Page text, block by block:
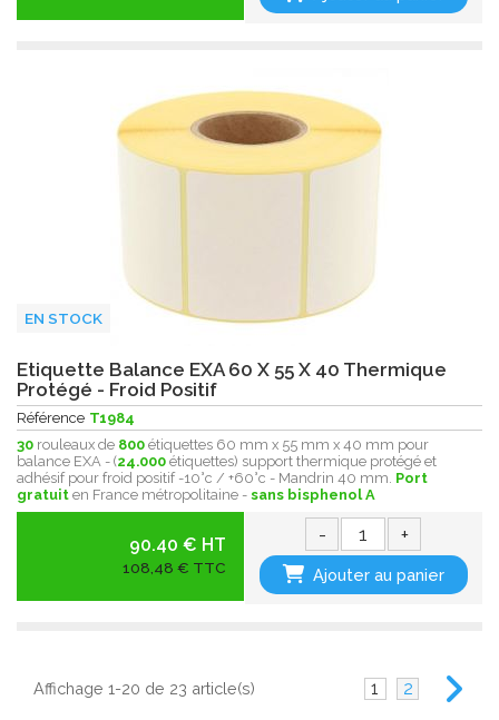
EN STOCK
Etiquette Balance EXA 60 X 55 X 40 Thermique
Protégé - Froid Positif
Référence T1984
30 rouleaux de 800 étiquettes 60 mm x 55 mm x 40 mm pour
balance EXA - (24.000 étiquettes) support thermique protégé et
adhésif pour froid positif -10°c / +60°c - Mandrin 40 mm. Port
gratuit en France métropolitaine - sans bisphenol A
90.40 € HT
108,48 € TTC
- +
Ajouter au panier
Affichage 1-20 de 23 article(s) 1 2